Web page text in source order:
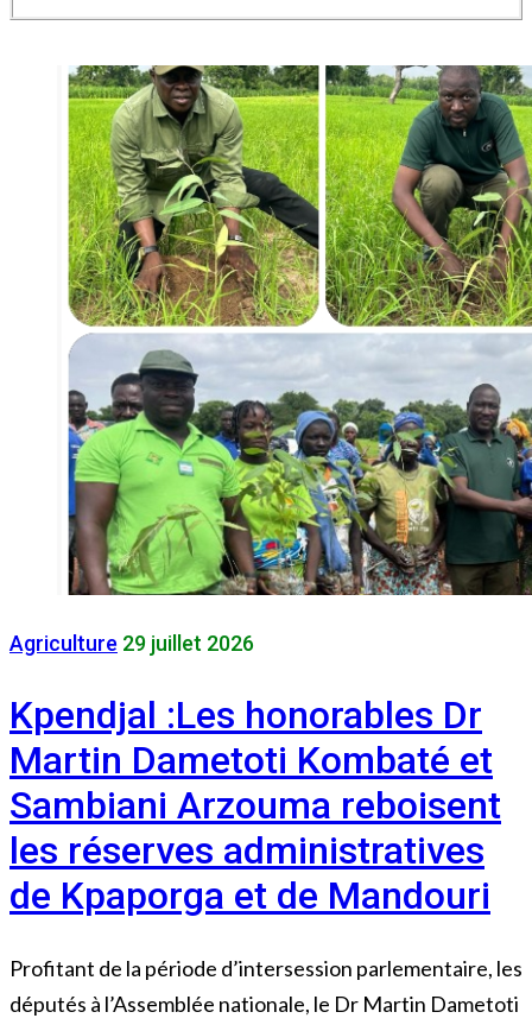
Agriculture 29 juillet 2026
Kpendjal :Les honorables Dr
Martin Dametoti Kombaté et
Sambiani Arzouma reboisent
les réserves administratives
de Kpaporga et de Mandouri
Profitant de la période d’intersession parlementaire, les
députés à l’Assemblée nationale, le Dr Martin Dametoti